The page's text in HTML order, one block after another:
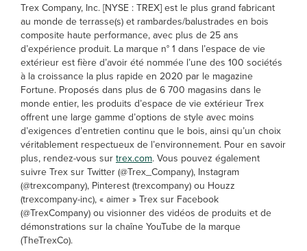
Trex Company, Inc. [NYSE : TREX] est le plus grand fabricant
au monde de terrasse(s) et rambardes/balustrades en bois
composite haute performance, avec plus de 25 ans
d’expérience produit. La marque n° 1 dans l’espace de vie
extérieur est fière d’avoir été nommée l’une des 100 sociétés
à la croissance la plus rapide en 2020 par le magazine
Fortune. Proposés dans plus de 6 700 magasins dans le
monde entier, les produits d’espace de vie extérieur Trex
offrent une large gamme d’options de style avec moins
d’exigences d’entretien continu que le bois, ainsi qu’un choix
véritablement respectueux de l’environnement. Pour en savoir
plus, rendez-vous surtrex.com. Vous pouvez également
suivre Trex sur Twitter (@Trex_Company), Instagram
(@trexcompany), Pinterest (trexcompany) ou Houzz
(trexcompany-inc), « aimer » Trex sur Facebook
(@TrexCompany) ou visionner des vidéos de produits et de
démonstrations sur la chaîne YouTube de la marque
(TheTrexCo).